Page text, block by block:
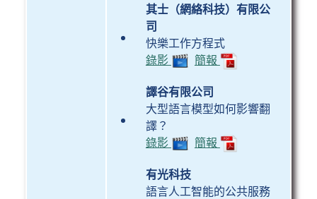
其士（網絡科技）有限公
司
快樂工作方程式
錄影
簡報
譯谷有限公司
大型語言模型如何影響翻
譯？
錄影
簡報
有光科技
語言人工智能的公共服務